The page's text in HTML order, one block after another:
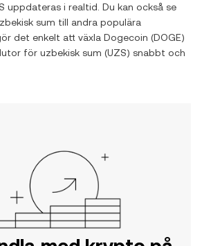
uppdateras i realtid. Du kan också se
sum till andra populära
det enkelt att växla Dogecoin (DOGE)
för uzbekisk sum (UZS) snabbt och